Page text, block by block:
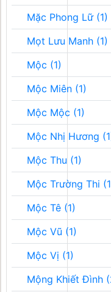
Mặc Phong Lữ (1)
Mọt Lưu Manh (1)
Mộc (1)
Mộc Miên (1)
Mộc Mộc (1)
Mộc Nhị Hương
Mộc Thu (1)
Mộc Trường Thi
Mộc Tê (1)
Mộc Vũ (1)
Mộc Vị (1)
Mộng Khiết Đình